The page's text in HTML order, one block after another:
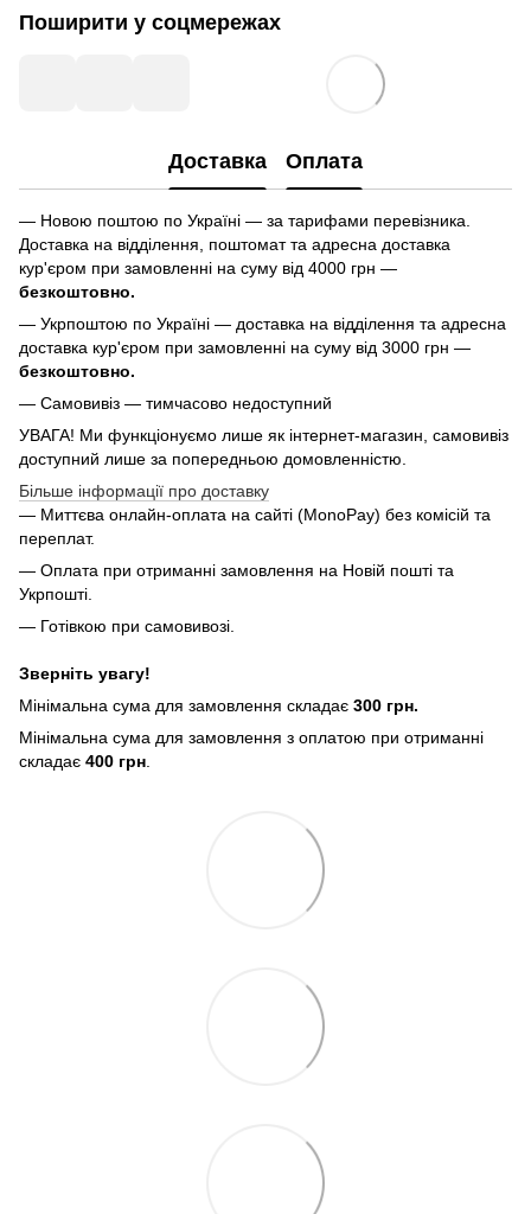
Поширити у соцмережах
Доставка Оплата
— Новою поштою по Україні — за тарифами перевізника.
Доставка на відділення, поштомат та адресна доставка
кур'єром при замовленні на суму від 4000 грн —
безкоштовно.
— Укрпоштою по Україні — доставка на відділення та адресна
доставка кур'єром при замовленні на суму від 3000 грн —
безкоштовно.
— Самовивіз — тимчасово недоступний
УВАГА! Ми функціонуємо лише як інтернет-магазин, самовивіз
доступний лише за попередньою домовленністю.
Більше інформації про доставку
— Миттєва онлайн-оплата на сайті (MonoPay) без комісій та
переплат.
— Оплата при отриманні замовлення на Новій пошті та
Укрпошті.
— Готівкою при самовивозі.
Зверніть увагу!
Мінімальна сума для замовлення складає 300 грн.
Мінімальна сума для замовлення з оплатою при отриманні
складає 400 грн